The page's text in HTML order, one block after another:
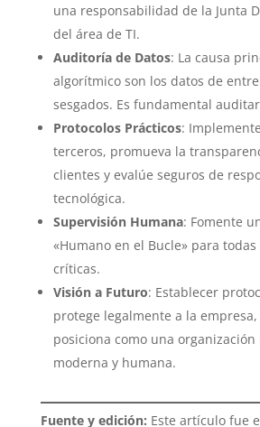
una responsabilidad de la Junta
del área de TI.
Auditoría de Datos: La causa
algorítmico son los datos de
sesgados. Es fundamental
Protocolos Prácticos:
terceros, promueva la
clientes y evalúe seguros de
tecnológica.
Supervisión Humana: Fomente
«Humano en el Bucle» para
críticas.
Visión a Futuro: Establecer
protege legalmente a la
posiciona como una organización
moderna y humana.
Fuente y edición: Este artículo fue